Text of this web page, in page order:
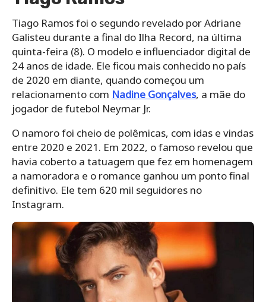
Tiago Ramos foi o segundo revelado por Adriane
Galisteu durante a final do Ilha Record, na última
quinta-feira (8). O modelo e influenciador digital de
24 anos de idade. Ele ficou mais conhecido no país
de 2020 em diante, quando começou um
relacionamento com Nadine Gonçalves, a mãe do
jogador de futebol Neymar Jr.
O namoro foi cheio de polêmicas, com idas e vindas
entre 2020 e 2021. Em 2022, o famoso revelou que
havia coberto a tatuagem que fez em homenagem
a namoradora e o romance ganhou um ponto final
definitivo. Ele tem 620 mil seguidores no
Instagram.